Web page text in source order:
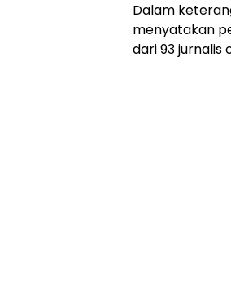
Dalam
menyatakan
dari 93 jurnalis